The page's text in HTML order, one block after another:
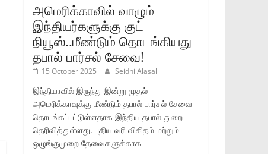
அமெரிக்காவில் வாழும்
இந்தியர்களுக்கு குட்
நியூஸ்..மீண்டும் தொடங்கியது
தபால் பார்சல் சேவை!
15 October 2025 Seidhi Alasal
இந்தியாவில் இருந்து இன்று முதல்
அமெரிக்காவுக்கு மீண்டும் தபால் பார்சல் சேவை
தொடங்கப்பட்டுள்ளதாக இந்திய தபால் துறை
தெரிவித்துள்ளது. புதிய வரி விகிதம் மற்றும்
ஒழுங்குமுறை தேவைகளுக்காக